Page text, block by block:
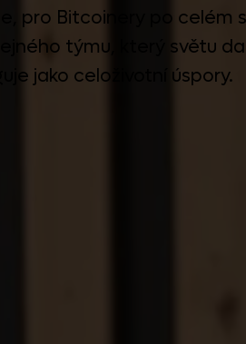
pro Bitcoinery po
týmu, který světu
jako celoživotní úspory.